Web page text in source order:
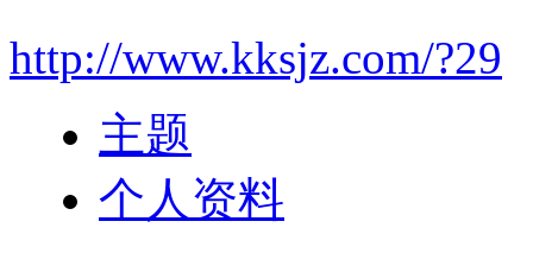
http://www.kksjz.com/?29
主题
个人资料